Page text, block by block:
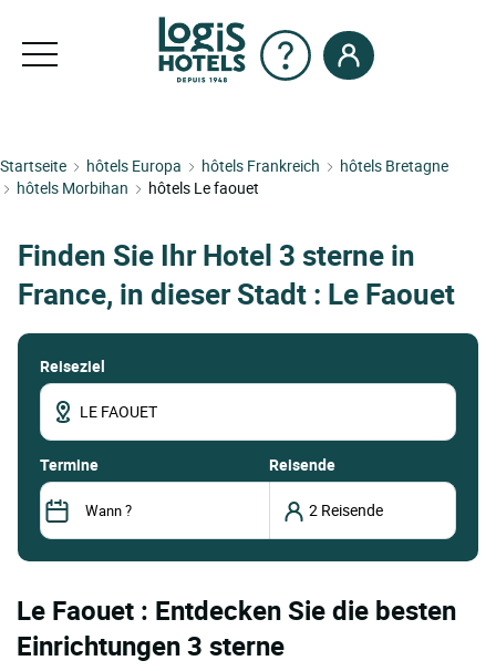
Startseite hôtels Europa hôtels Frankreich
hôtels Bretagne
hôtels Morbihan
hôtels Le faouet
Finden Sie Ihr Hotel 3 sterne in
France, in dieser Stadt : Le Faouet
Reiseziel
termine Reisende
Le Faouet : Entdecken Sie die besten
Einrichtungen 3 sterne